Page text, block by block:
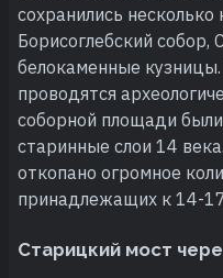
сохранились
Борисоглебский собор,
белокаменные
проводятся
соборной площади
старинные слои 14
откопано огромное
принадлежащих к 14-
Старицкий мост